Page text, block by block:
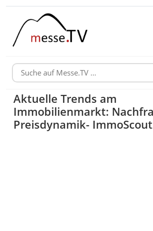
Aktuelle Trends am
Immobilienmarkt:
Preisdynamik-